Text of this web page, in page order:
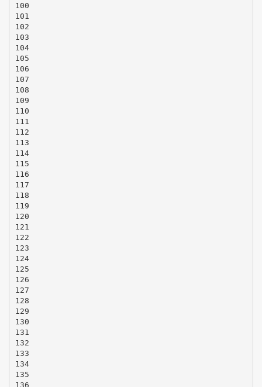
100
101
102
103
104
105
106
107
108
109
110
111
112
113
114
115
116
117
118
119
120
121
122
123
124
125
126
127
128
129
130
131
132
133
134
135
136